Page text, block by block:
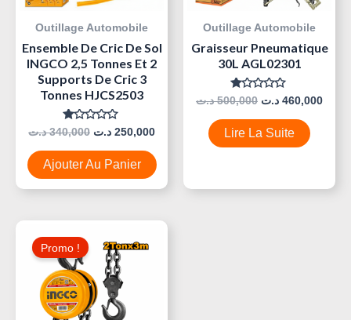
Outillage Automobile
Ensemble De Cric De Sol
INGCO 2,5 Tonnes Et 2
Supports De Cric 3
Tonnes HJCS2503
Note
Sur
5
340,000 د.ت 250,000 د.ت
Ajouter Au Panier
Outillage Automobile
Graisseur Pneumatique
30L AGL02301
Note
Sur
5
500,000 د.ت 460,000 د.ت
Lire La Suite
Promo !
Prix
Initial
Était :
Le